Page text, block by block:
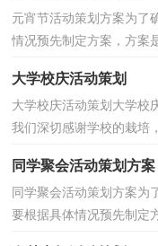
元宵节活动策划方案为了
情况预先制定方案，方案
大学校庆活动策划
大学校庆活动策划大学校
我们深切感谢学校的栽培
同学聚会活动策划方案
同学聚会活动策划方案为
要根据具体情况预先制定